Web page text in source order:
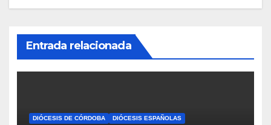
Entrada relacionada
DIÓCESIS DE CÓRDOBA DIÓCESIS ESPAÑOLAS